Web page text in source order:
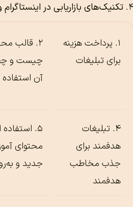
تکنیک‌های بازاریابی در
پرداخت هزینه
برای تبلیغات
قالب
چیست و
آن استفاده
تبلیغات
هدفمند برای
جذب مخاطب
هدفمند
استفاده
محتوای
جدید و